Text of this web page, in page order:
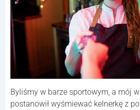
Byliśmy w barze sportowym, a mój
postanowił wyśmiewać kelnerkę z